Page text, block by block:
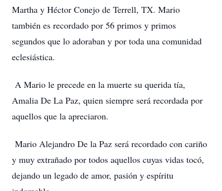
Martha y Héctor Conejo de Terrell, TX. Mario
también es recordado por 56 primos y primos
segundos que lo adoraban y por toda una comunidad
eclesiástica.
A Mario le precede en la muerte su querida tía,
Amalia De La Paz, quien siempre será recordada por
aquellos que la apreciaron.
Mario Alejandro De la Paz será recordado con cariño
y muy extrañado por todos aquellos cuyas vidas tocó,
dejando un legado de amor, pasión y espíritu